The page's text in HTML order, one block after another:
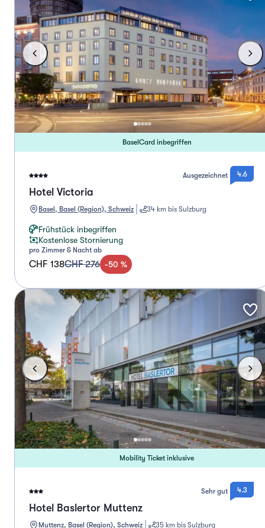
BaselCard inbegriffen
Ausgezeichnet 4.6
Hotel Victoria
Basel, Basel (Region), Schweiz 34 km bis Sulzburg
Frühstück inbegriffen
Kostenlose Stornierung
pro Zimmer & Nacht ab
CHF 138CHF 276 -50 %
Mobility Ticket inklusive
Sehr gut 4.3
Hotel Baslertor Muttenz
Muttenz, Basel (Region), Schweiz 35 km bis Sulzburg